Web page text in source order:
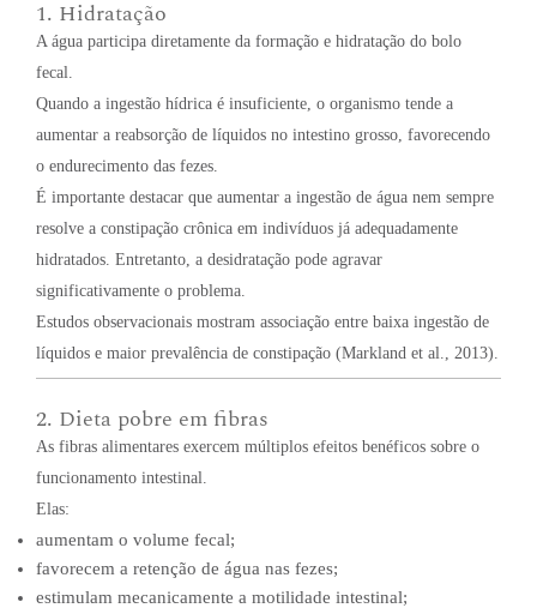
1. Hidratação
A água participa diretamente da formação e hidratação do bolo
fecal.
Quando a ingestão hídrica é insuficiente, o organismo tende a
aumentar a reabsorção de líquidos no intestino grosso, favorecendo
o endurecimento das fezes.
É importante destacar que aumentar a ingestão de água nem sempre
resolve a constipação crônica em indivíduos já adequadamente
hidratados. Entretanto, a desidratação pode agravar
significativamente o problema.
Estudos observacionais mostram associação entre baixa ingestão de
líquidos e maior prevalência de constipação (Markland et al., 2013).
2. Dieta pobre em fibras
As fibras alimentares exercem múltiplos efeitos benéficos sobre o
funcionamento intestinal.
Elas:
aumentam o volume fecal;
favorecem a retenção de água nas fezes;
estimulam mecanicamente a motilidade intestinal;